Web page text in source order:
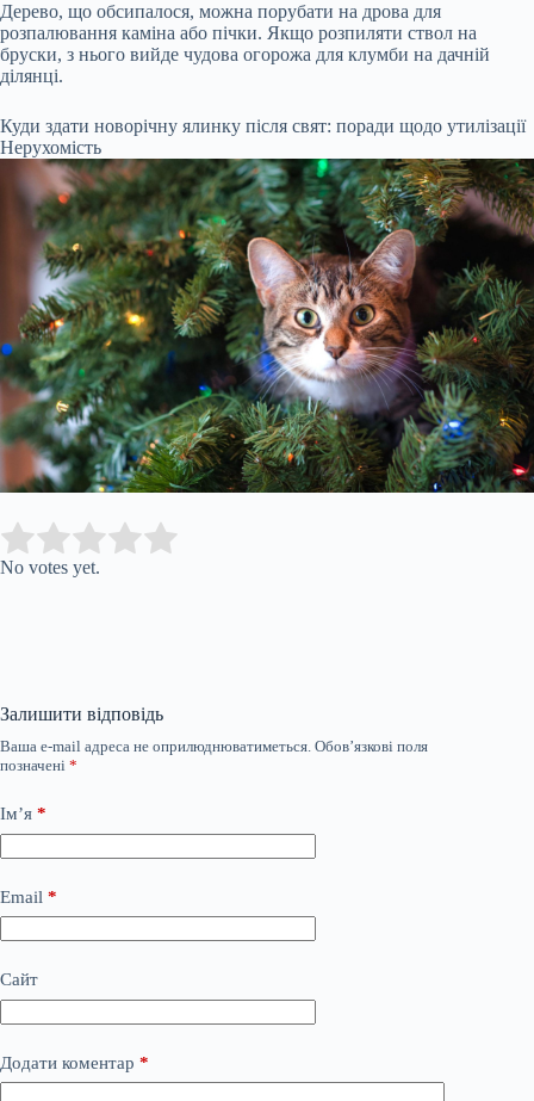
Дерево, що обсипалося, можна порубати на дрова для
розпалювання каміна або пічки. Якщо розпиляти ствол на
бруски, з нього вийде чудова огорожа для клумби на дачній
ділянці.
Куди здати новорічну ялинку після свят: поради щодо утилізації
Нерухомість
Rate this item:
No votes yet.
Залишити відповідь
Ваша e-mail адреса не оприлюднюватиметься. Обов’язкові поля
позначені *
Ім’я *
Email *
Сайт
Додати коментар *